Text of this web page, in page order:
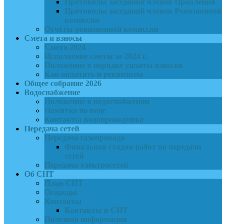
Протоколы заседаний членов Правления
Протоколы заседаний членов Ревизионной
комиссии
Отчёты ревизионной комиссии
Смета и взносы
Смета 2024
Исполнение сметы за 2024 г.
Положение о порядке уплаты взносов
Как оплатить и реквизиты
Общее собрание 2026
Водоснабжение
Положение о водоснабжении
Памятка по воде
Контакты водопроводчика
Передача сетей
Передача газопровода
Финальная стадия работ по передачи
сетей
Передача электросетей
Об СНТ
План СНТ
Огороды
Контакты
Контакты в СНТ
Полезная информация